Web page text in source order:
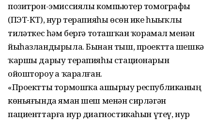
позитрон-эмиссиялы компьютер томографы
(ПЭТ-КТ), нур терапияһы өсөн ике һыҙыҡлы
тиҙләткес һәм бергә тоташҡан ҡорамал менән
йыһазландырыла. Бынан тыш, проектта шешкә
ҡаршы дарыу терапияһы стационарын
ойоштороу ҙа ҡаралған.
«Проектты тормошҡа ашырыу республиканың
көньяғында яман шеш менән сирләгән
пациенттарға нур диагностикаһын үтеү, нур